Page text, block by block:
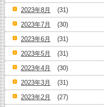
2023年8月
(31)
2023年7月
(30)
2023年6月
(31)
2023年5月
(31)
2023年4月
(30)
2023年3月
(31)
2023年2月
(27)